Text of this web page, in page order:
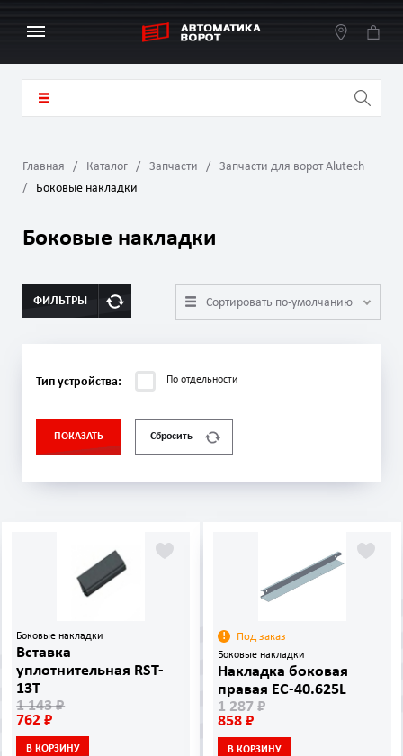
Главная Каталог Запчасти
Запчасти для ворот Alutech
Боковые накладки
Боковые накладки
ФИЛЬТРЫ Сортировать по-умолчанию
Тип устройства: По отдельности
ПОКАЗАТЬ Сбросить
Боковые накладки
Вставка
уплотнительная RST-
13T
1 143 ₽
762 ₽
В КОРЗИНУ
Под заказ
Боковые накладки
Накладка боковая
правая EC-40.625L
1 287 ₽
858 ₽
В КОРЗИНУ